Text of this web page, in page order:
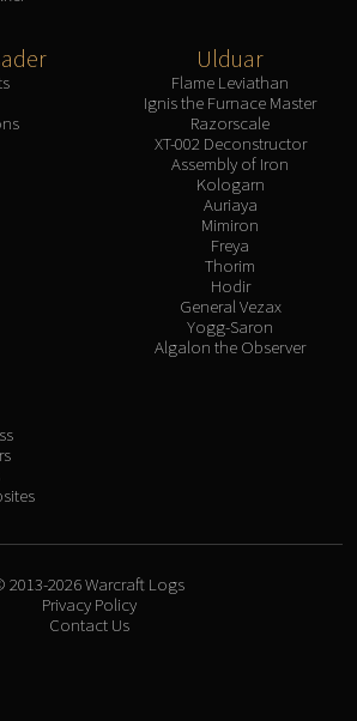
Ulduar
Flame Leviathan
Ignis the Furnace Master
Razorscale
XT-002 Deconstructor
Assembly of Iron
Kologarn
Auriaya
Mimiron
Freya
Thorim
Hodir
General Vezax
Yogg-Saron
Algalon the Observer
2013-2026 Warcraft Logs
Privacy Policy
Contact Us